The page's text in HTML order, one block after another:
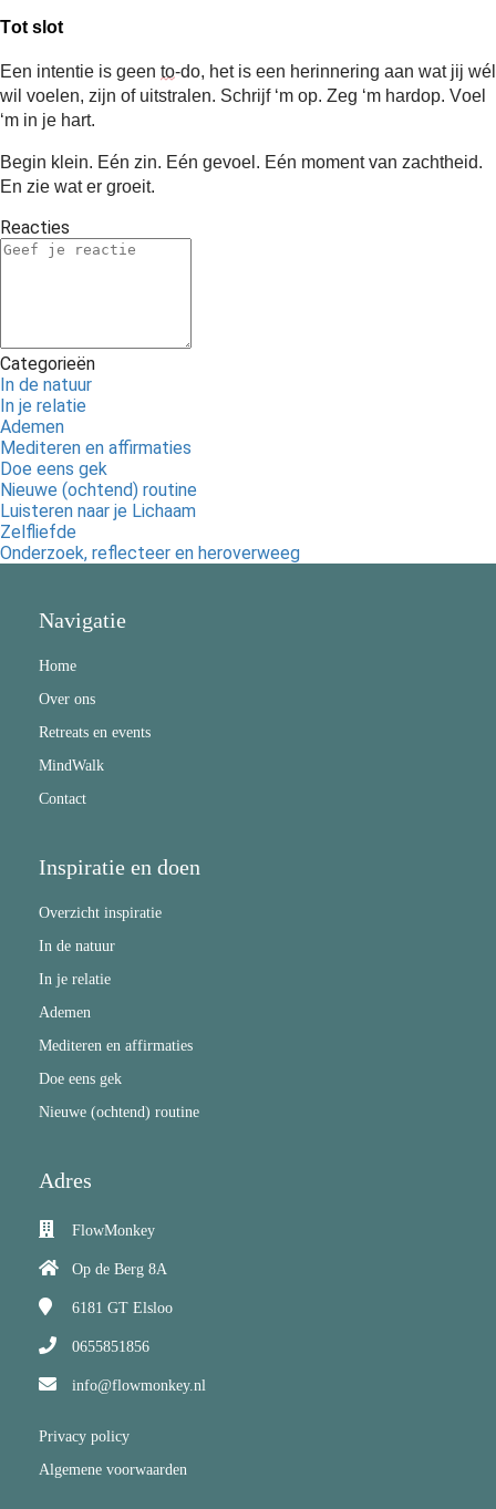
Tot slot
Een intentie is geen to-do, het is een herinnering aan wat jij wél
wil voelen, zijn of uitstralen. Schrijf ‘m op. Zeg ‘m hardop. Voel
‘m in je hart.
Begin klein. Eén zin. Eén gevoel. Eén moment van zachtheid.
En zie wat er groeit.
Reacties
Categorieën
In de natuur
In je relatie
Ademen
Mediteren en affirmaties
Doe eens gek
Nieuwe (ochtend) routine
Luisteren naar je Lichaam
Zelfliefde
Onderzoek, reflecteer en heroverweeg
Navigatie
Home
Over ons
Retreats en events
MindWalk
Contact
Inspiratie en doen
Overzicht inspiratie
In de natuur
In je relatie
Ademen
Mediteren en affirmaties
Doe eens gek
Nieuwe (ochtend) routine
Adres
FlowMonkey
Op de Berg 8A
6181 GT Elsloo
0655851856
info@flowmonkey.nl
Privacy policy
Algemene voorwaarden